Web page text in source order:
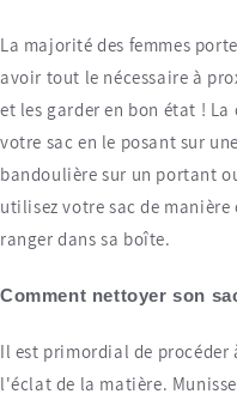
La majorité des femmes
avoir tout le nécessaire à
et les garder en bon état !
votre sac en le posant sur
bandoulière sur un portant
utilisez votre sac de
ranger dans sa boîte.
Comment nettoyer son
Il est primordial de
l'éclat de la matière.